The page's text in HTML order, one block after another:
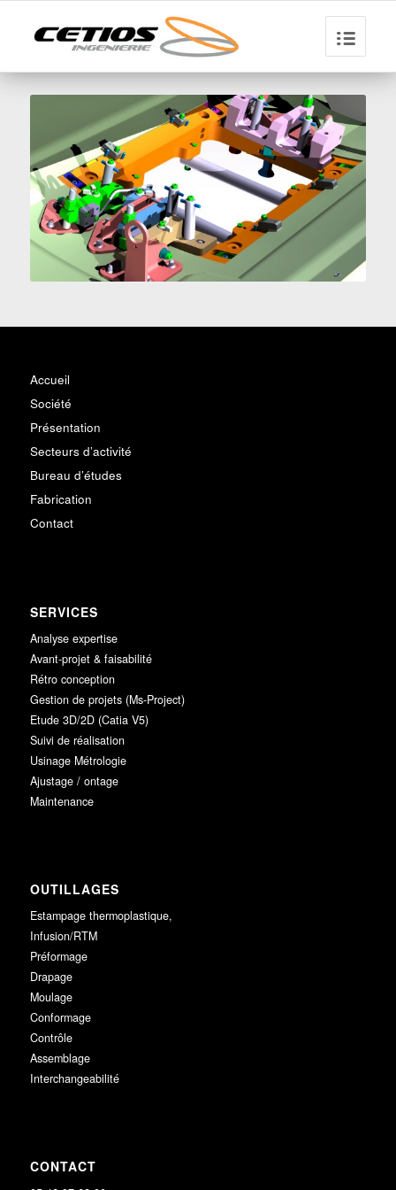
Accueil
Société
Présentation
Secteurs d’activité
Bureau d’études
Fabrication
Contact
SERVICES
Analyse expertise
Avant-projet & faisabilité
Rétro conception
Gestion de projets (Ms-Project)
Etude 3D/2D (Catia V5)
Suivi de réalisation
Usinage Métrologie
Ajustage / ontage
Maintenance
OUTILLAGES
Estampage thermoplastique,
Infusion/RTM
Préformage
Drapage
Moulage
Conformage
Contrôle
Assemblage
Interchangeabilité
CONTACT